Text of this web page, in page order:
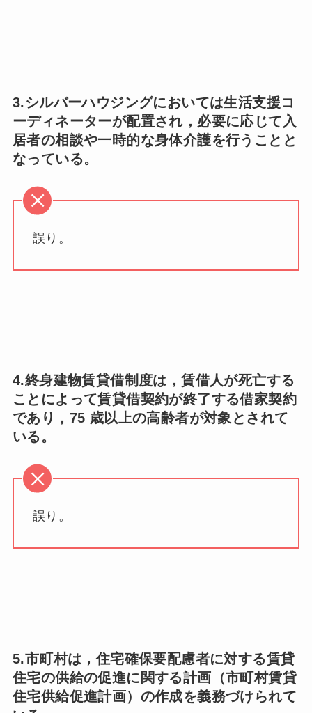
3.シルバーハウジングにおいては生活支援コ
ーディネーターが配置され，必要に応じて入
居者の相談や一時的な身体介護を行うことと
なっている。
誤り。
4.終身建物賃貸借制度は，賃借人が死亡する
ことによって賃貸借契約が終了する借家契約
であり，75 歳以上の高齢者が対象とされて
いる。
誤り。
5.市町村は，住宅確保要配慮者に対する賃貸
住宅の供給の促進に関する計画（市町村賃貸
住宅供給促進計画）の作成を義務づけられて